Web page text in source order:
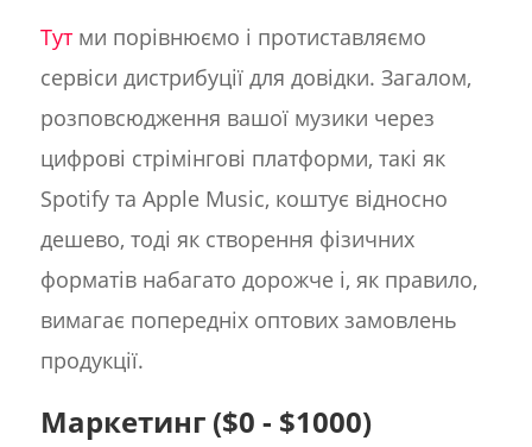
Тутми порівнюємо і протиставляємо
сервіси дистрибуції для довідки. Загалом,
розповсюдження вашої музики через
цифрові стрімінгові платформи, такі як
Spotify та Apple Music, коштує відносно
дешево, тоді як створення фізичних
форматів набагато дорожче і, як правило,
вимагає попередніх оптових замовлень
продукції.
Маркетинг ($0 - $1000)